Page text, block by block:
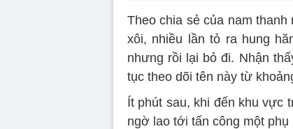
Theo chia sẻ của nam
xôi, nhiều lần tỏ ra hung
nhưng rồi lại bỏ đi. Nhận
tục theo dõi tên này từ
Ít phút sau, khi đến khu vực
ngờ lao tới tấn công một